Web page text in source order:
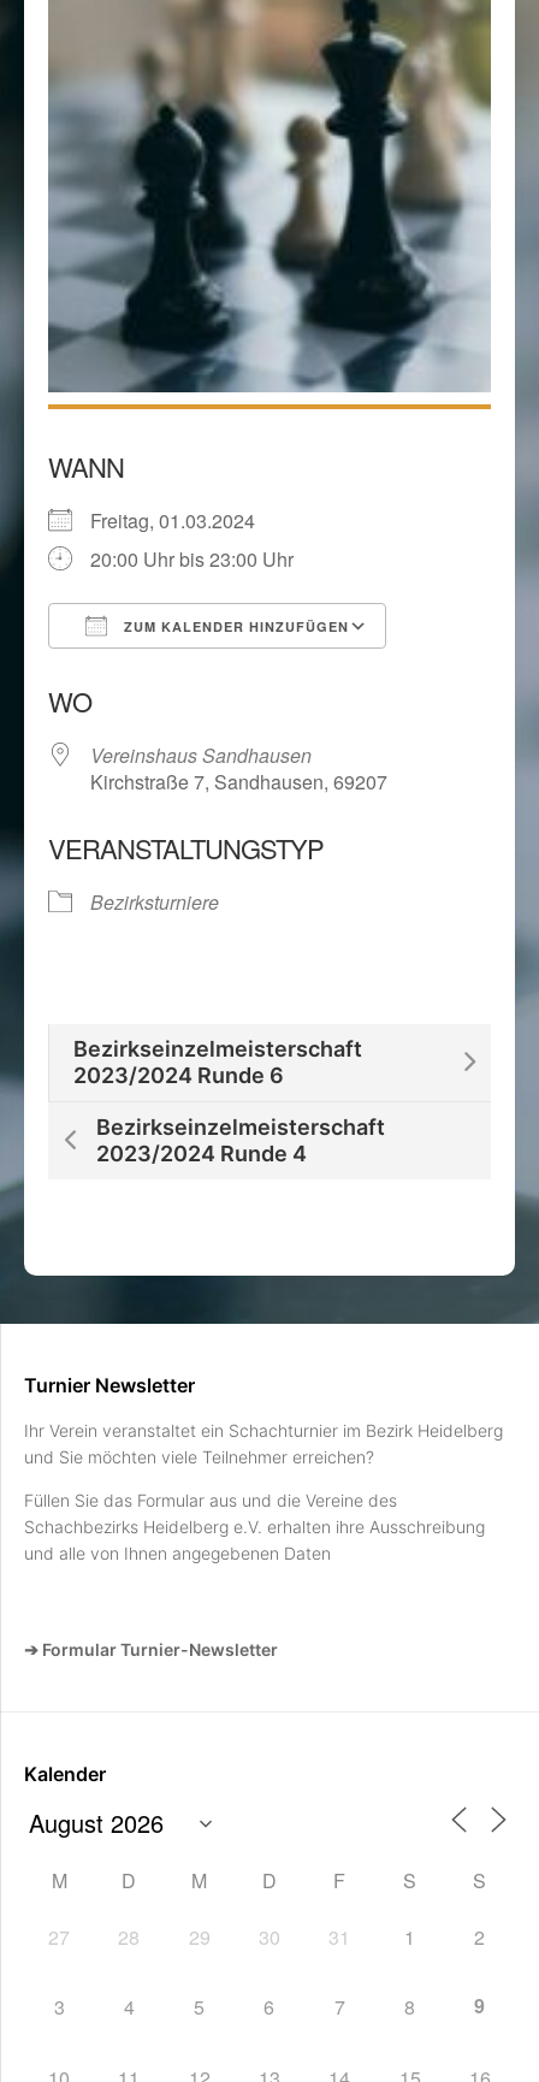
WANN
Freitag, 01.03.2024
20:00 Uhr bis 23:00 Uhr
ZUM KALENDER HINZUFÜGEN
WO
Vereinshaus Sandhausen
Kirchstraße 7, Sandhausen, 69207
VERANSTALTUNGSTYP
Bezirksturniere
Bezirkseinzelmeisterschaft
2023/2024 Runde 6
Bezirkseinzelmeisterschaft
2023/2024 Runde 4
Turnier Newsletter
Ihr Verein veranstaltet ein Schachturnier im Bezirk Heidelberg
und Sie möchten viele Teilnehmer erreichen?
Füllen Sie das Formular aus und die Vereine des
Schachbezirks Heidelberg e.V. erhalten ihre Ausschreibung
und alle von Ihnen angegebenen Daten
➔ Formular Turnier-Newsletter
Kalender
M D M D F S S
27 28 29 30 31 1 2
3 4 5 6 7 8 9